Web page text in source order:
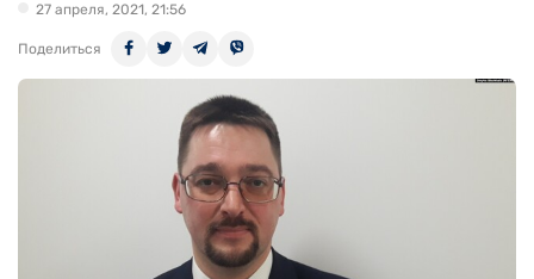
27 апреля, 2021, 21:56
Поделиться